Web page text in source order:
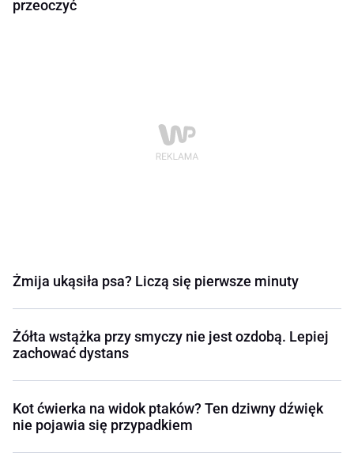
przeoczyć
Żmija ukąsiła psa? Liczą się pierwsze minuty
Żółta wstążka przy smyczy nie jest ozdobą. Lepiej
zachować dystans
Kot ćwierka na widok ptaków? Ten dziwny dźwięk
nie pojawia się przypadkiem